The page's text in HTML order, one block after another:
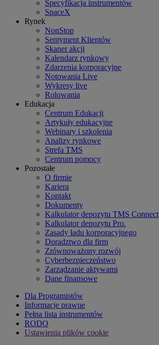
Specyfikacja instrumentów
SpaceX
Rynek
NonStop
Sentyment Klientów
Skaner akcji
Kalendarz rynkowy
Zdarzenia korporacyjne
Notowania Live
Wykresy live
Rolowania
Edukacja
Centrum Edukacji
Artykuły edukacyjne
Webinary i szkolenia
Analizy rynkowe
Strefa TMS
Centrum pomocy
Pozostałe
O firmie
Kariera
Kontakt
Dokumenty
Kalkulator depozytu TMS Connect
Kalkulator depozytu Pro.
Zasady ładu korporacyjnego
Doradztwo dla firm
Zrównoważony rozwój
Cyberbezpieczeństwo
Zarządzanie aktywami
Dane finansowe
Dla Programistów
Informacje prawne
Pełna lista instrumentów
RODO
Ustawienia plików cookie